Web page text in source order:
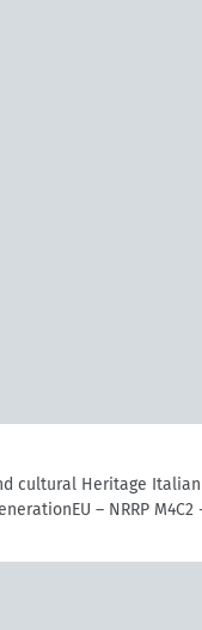
cultural Heritage
– NRRP